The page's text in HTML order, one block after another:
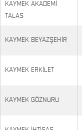
KAYMEK AKADEMİ
TALAS
KAYMEK BEYAZŞEHİR
KAYMEK ERKİLET
KAYMEK GÖZNURU